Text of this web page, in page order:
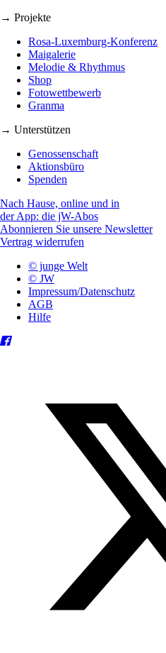
→ Projekte
Rosa-Luxemburg-Konferenz
Maigalerie
Melodie & Rhythmus
Shop
Fotowettbewerb
Granma
→ Unterstützen
Genossenschaft
Aktionsbüro
Spenden
Nach Hause, online und in
der App: die jW-Abos
Abonnieren Sie unsere Newsletter
Vertrag widerrufen
© junge Welt
© JW
Impressum/Datenschutz
AGB
Hilfe